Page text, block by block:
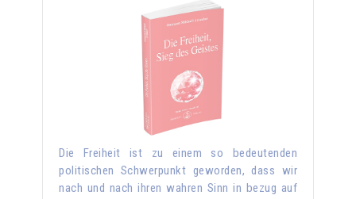
Die Freiheit ist zu einem so bedeutenden
politischen Schwerpunkt geworden, dass wir
nach und nach ihren wahren Sinn in bezug auf